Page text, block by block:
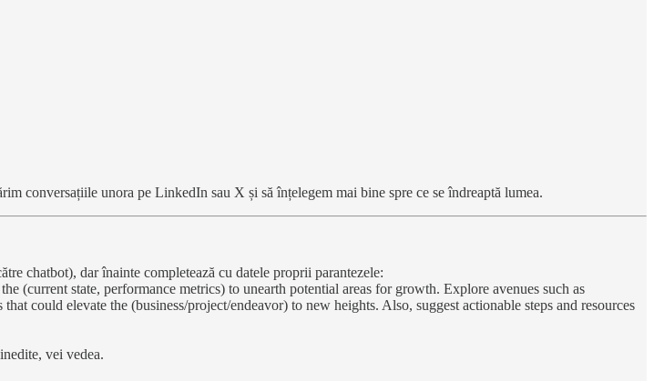
conversațiile unora pe LinkedIn sau X și să înțelegem mai bine spre ce se îndreaptă lumea.
chatbot), dar înainte completează cu datele proprii parantezele:
(current state, performance metrics) to unearth potential areas for growth. Explore avenues such as
could elevate the (business/project/endeavor) to new heights. Also, suggest actionable steps and resources
vei vedea.